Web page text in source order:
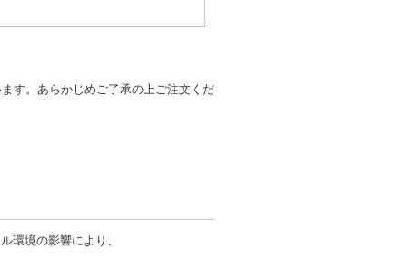
す。あらかじめご了承の上ご注文くだ
環境の影響により、